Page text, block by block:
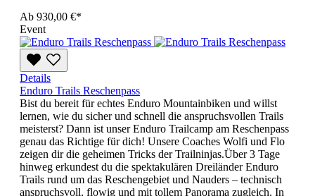
Ab 930,00 €*
Event
Details
Enduro Trails Reschenpass
Bist du bereit für echtes Enduro Mountainbiken und willst
lernen, wie du sicher und schnell die anspruchsvollen Trails
meisterst? Dann ist unser Enduro Trailcamp am Reschenpass
genau das Richtige für dich! Unsere Coaches Wolfi und Flo
zeigen dir die geheimen Tricks der Trailninjas.Über 3 Tage
hinweg erkundest du die spektakulären Dreiländer Enduro
Trails rund um das Reschengebiet und Nauders – technisch
anspruchsvoll, flowig und mit tollem Panorama zugleich. In